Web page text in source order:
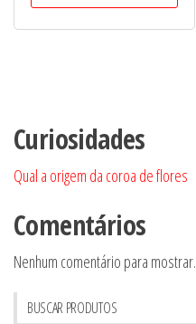
Curiosidades
Qual a origem da coroa de flores
Comentários
Nenhum comentário para mostrar.
BUSCAR PRODUTOS